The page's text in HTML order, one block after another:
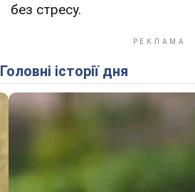
без стресу.
Головні історії дня